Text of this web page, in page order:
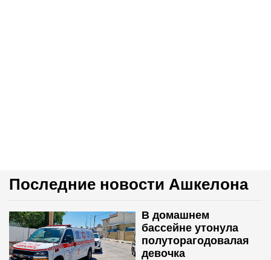
Последние новости Ашкелона
В домашнем
бассейне утонула
полуторагодовалая
девочка